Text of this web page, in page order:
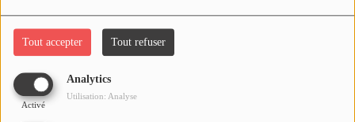
Tout accepter Tout refuser
Analytics
Activé
Utilisation: Analyse
Se connecter
Calvin Harris